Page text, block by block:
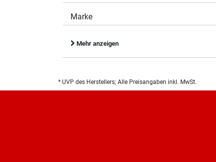
Marke
Mehr anzeigen
* UVP des Herstellers; Alle Preisangaben inkl. MwSt.